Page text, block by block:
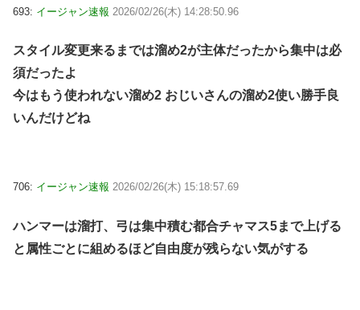
693: イージャン速報 2026/02/26(木) 14:28:50.96
スタイル変更来るまでは溜め2が主体だったから集中は必
須だったよ
今はもう使われない溜め2 おじいさんの溜め2使い勝手良
いんだけどね
706: イージャン速報 2026/02/26(木) 15:18:57.69
ハンマーは溜打、弓は集中積む都合チャマス5まで上げる
と属性ごとに組めるほど自由度が残らない気がする